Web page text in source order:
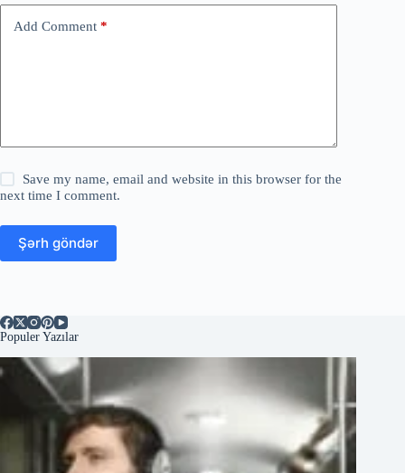
Add Comment *
Save my name, email and website in this browser for the
next time I comment.
Şərh göndər
Populer Yazılar